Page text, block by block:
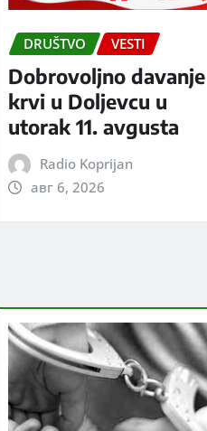
DRUŠTVO VESTI
Dobrovoljno davanje
krvi u Doljevcu u
utorak 11. avgusta
Radio Koprijan
авг 6, 2026